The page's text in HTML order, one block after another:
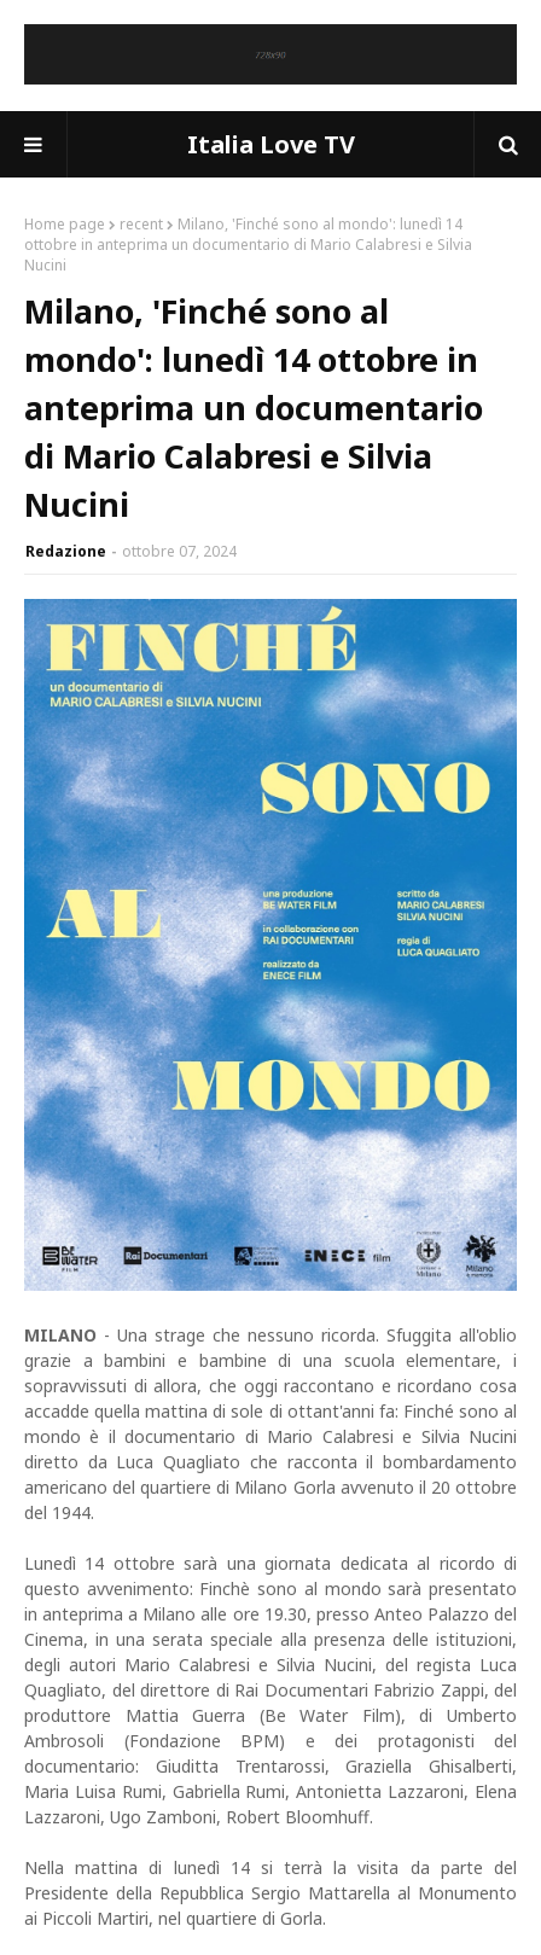
Italia Love TV
Home page recent
Milano, 'Finché sono al mondo': lunedì 14
ottobre in anteprima un documentario di Mario Calabresi e Silvia
Nucini
Milano, 'Finché sono al
mondo': lunedì 14 ottobre in
anteprima un documentario
di Mario Calabresi e Silvia
Nucini
Redazione ottobre 07, 2024
MILANO - Una strage che nessuno ricorda. Sfuggita all'oblio
grazie a bambini e bambine di una scuola elementare, i
sopravvissuti di allora, che oggi raccontano e ricordano cosa
accadde quella mattina di sole di ottant'anni fa: Finché sono al
mondo è il documentario di Mario Calabresi e Silvia Nucini
diretto da Luca Quagliato che racconta il bombardamento
americano del quartiere di Milano Gorla avvenuto il 20 ottobre
del 1944.
Lunedì 14 ottobre sarà una giornata dedicata al ricordo di
questo avvenimento: Finchè sono al mondo sarà presentato
in anteprima a Milano alle ore 19.30, presso Anteo Palazzo del
Cinema, in una serata speciale alla presenza delle istituzioni,
degli autori Mario Calabresi e Silvia Nucini, del regista Luca
Quagliato, del direttore di Rai Documentari Fabrizio Zappi, del
produttore Mattia Guerra (Be Water Film), di Umberto
Ambrosoli (Fondazione BPM) e dei protagonisti del
documentario: Giuditta Trentarossi, Graziella Ghisalberti,
Maria Luisa Rumi, Gabriella Rumi, Antonietta Lazzaroni, Elena
Lazzaroni, Ugo Zamboni, Robert Bloomhuff.
Nella mattina di lunedì 14 si terrà la visita da parte del
Presidente della Repubblica Sergio Mattarella al Monumento
ai Piccoli Martiri, nel quartiere di Gorla.